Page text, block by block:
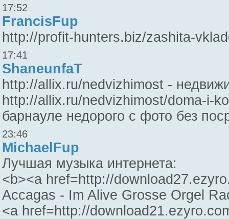
17:52
FrancisFup
http://profit-hunters.biz/zashita-
17:41
ShaneunfaT
http://allix.ru/nedvizhimost -
http://allix.ru/nedvizhimost/doma-i-
барнауле недорого с фото без
23:46
MichaelFup
Лучшая музыка интернета:
<b><a href=http://
Accagas - Im Alive Grosse Orgel
<a href=http://